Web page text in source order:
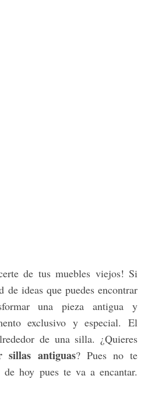
de tus muebles viejos! Si
de ideas que puedes encontrar
una pieza antigua y
exclusivo y especial. El
de una silla. ¿Quieres
sillas antiguas? Pues no te
hoy pues te va a encantar.